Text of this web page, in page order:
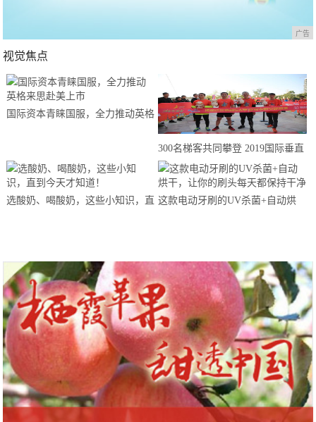
广告
视觉焦点
国际资本青睐国服，全力推动英格
300名梯客共同攀登 2019国际垂直
马拉松超级精英赛顺德海骏达中心
站欢乐开跑
选酸奶、喝酸奶，这些小知识，直 这款电动牙刷的UV杀菌+自动烘